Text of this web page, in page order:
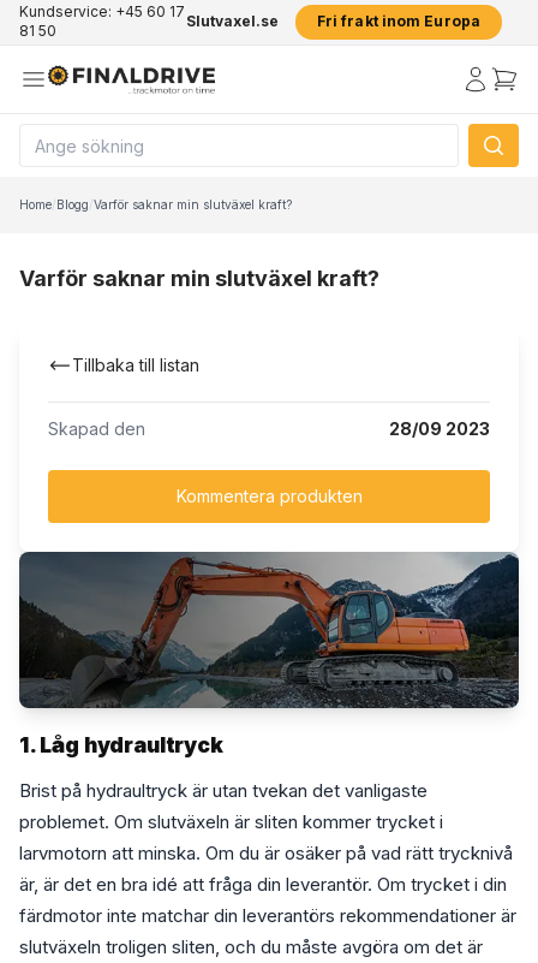
Kundservice: +45 60 17
81 50
Slutvaxel.se Fri frakt inom Europa
Home/Blogg/Varför saknar min slutväxel kraft?
Varför saknar min slutväxel kraft?
Tillbaka till listan
Skapad den 28/09 2023
Kommentera produkten
1. Låg hydraultryck
Brist på hydraultryck är utan tvekan det vanligaste
problemet. Om slutväxeln är sliten kommer trycket i
larvmotorn att minska. Om du är osäker på vad rätt trycknivå
är, är det en bra idé att fråga din leverantör. Om trycket i din
färdmotor inte matchar din leverantörs rekommendationer är
slutväxeln troligen sliten, och du måste avgöra om det är